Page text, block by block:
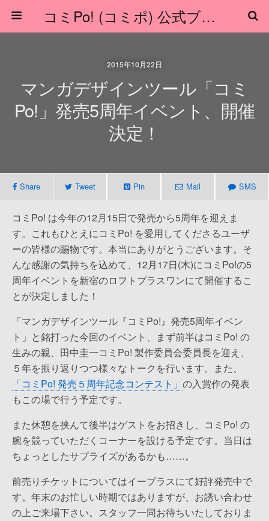
コミPo! (コミポ) 公式ブログ
2015年10月22日
マンガデザインツール「コミ
Po!」発売5周年イベント、開催
決定！
Share Tweet Pin Mail SMS
コミPo! は今年の12月15日で発売から5周年を迎えま
す。これもひとえにコミPo! を愛用してくださるユーザ
ーの皆様の賜物です。本当にありがとうございます。そ
んな感謝の気持ちを込めて、12月17日(木)にコミPo!の5
周年イベントを新宿のロフトプラスワンにて開催するこ
とが決定しました！
「マンガデザインツール『コミPo!』発売5周年イベン
ト」と銘打った今回のイベント、まず前半はコミPo! の
生みの親、田中圭一コミPo! 製作委員会委員長を迎え、
５年を振り返りつつ様々なトークを行います。また、
「コミPo! 発売５周年記念コンテスト」 の入賞作の発表
もこの場で行う予定です。
また休憩を挟んて後半はゲストをお招きし、コミPo! の
腕を競っていただくコーナーを設ける予定です。当日は
ちょっとしたサプライズがあるかも……。
前売りチケットについてはイープラスにて好評発売中で
す。年末のお忙しい時期ではありますが、お誘い合わせ
の上ご来場下さい。スタッフ一同お待ちいたしておりま